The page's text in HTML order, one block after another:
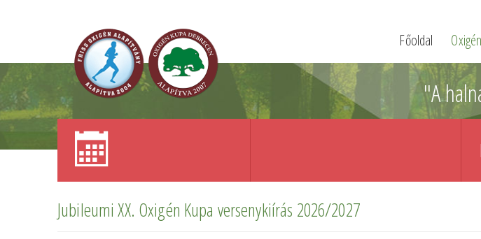
"A
Főoldal
Jubileumi XX. Oxigén Kupa versenykiírás 2026/2027